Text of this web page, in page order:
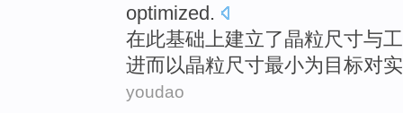
optimized.
在此基础 上建立了晶粒尺寸与
进而以晶粒尺寸最小为目标对
youdao